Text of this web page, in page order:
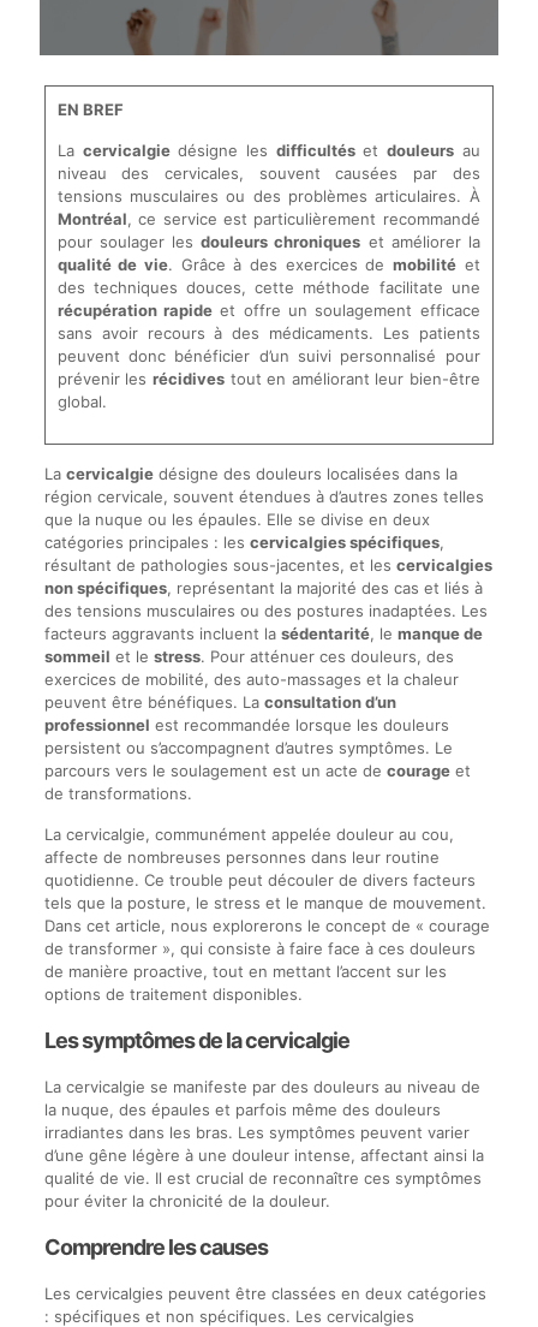
EN BREF
La cervicalgiedésigne les difficultésetdouleurs au
niveau des cervicales, souvent causées par des
tensions musculaires ou des problèmes articulaires. À
Montréal, ce service est particulièrement recommandé
pour soulager lesdouleurs chroniques et améliorer la
qualité de vie. Grâce à des exercices demobilité et
des techniques douces, cette méthode facilitate une
récupération rapide et offre un soulagement efficace
sans avoir recours à des médicaments. Les patients
peuvent donc bénéficier d’un suivi personnalisé pour
prévenir les récidivestout en améliorant leur bien-être
global.
La cervicalgiedésigne des douleurs localisées dans la
région cervicale, souvent étendues à d’autres zones telles
que la nuque ou les épaules. Elle se divise en deux
catégories principales : les cervicalgies spécifiques,
résultant de pathologies sous-jacentes, et les cervicalgies
non spécifiques, représentant la majorité des cas et liés à
des tensions musculaires ou des postures inadaptées. Les
facteurs aggravants incluent la sédentarité, le manque de
sommeil et le stress. Pour atténuer ces douleurs, des
exercices de mobilité, des auto-massages et la chaleur
peuvent être bénéfiques. La consultation d’un
professionnel est recommandée lorsque les douleurs
persistent ou s’accompagnent d’autres symptômes. Le
parcours vers le soulagement est un acte de courageet
de transformations.
La cervicalgie, communément appelée douleur au cou,
affecte de nombreuses personnes dans leur routine
quotidienne. Ce trouble peut découler de divers facteurs
tels que la posture, le stress et le manque de mouvement.
Dans cet article, nous explorerons le concept de « courage
de transformer », qui consiste à faire face à ces douleurs
de manière proactive, tout en mettant l’accent sur les
options de traitement disponibles.
Les symptômes de la cervicalgie
La cervicalgie se manifeste par des douleurs au niveau de
la nuque, des épaules et parfois même des douleurs
irradiantes dans les bras. Les symptômes peuvent varier
d’une gêne légère à une douleur intense, affectant ainsi la
qualité de vie. Il est crucial de reconnaître ces symptômes
pour éviter la chronicité de la douleur.
Comprendre les causes
Les cervicalgies peuvent être classées en deux catégories
: spécifiques et non spécifiques. Les cervicalgies